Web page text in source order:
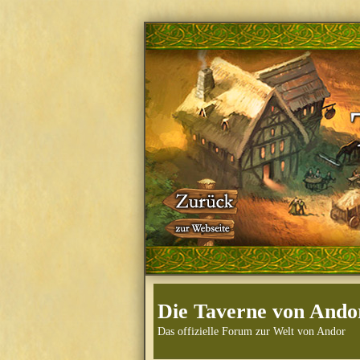
Die Taverne von
Das offizielle Forum zur Welt von Andor